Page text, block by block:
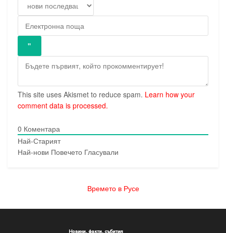
This site uses Akismet to reduce spam. Learn how your
comment data is processed.
0 Коментара
Най-Старият
Най-нови Повечето Гласували
Времето в Русе